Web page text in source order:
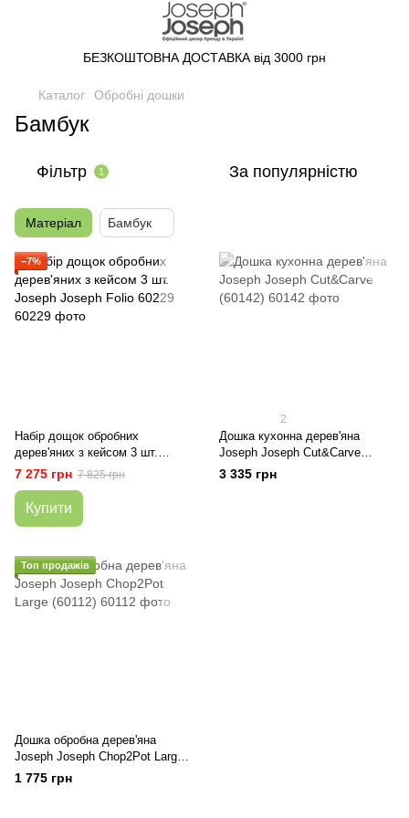
БЕЗКОШТОВНА ДОСТАВКА від 3000 грн
Каталог Обробні дошки
Бамбук
Фільтр 1 За популярністю
Матеріал Бамбук
−7%
Набір дощок обробних
дерев'яних з кейсом 3 шт.
Joseph Joseph Folio 60229
7 275 грн 7 825 грн
Купити
2
Дошка кухонна дерев'яна
Joseph Joseph Cut&Carve
(60142)
3 335 грн
Топ продажів
Дошка обробна дерев'яна
Joseph Joseph Chop2Pot Large
(60112)
1 775 грн